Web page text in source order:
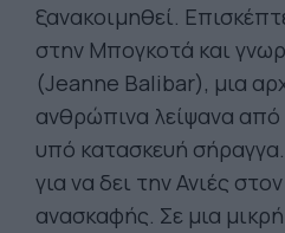
ξανακοιμηθεί.
στην Μπογκοτά και
(Jeanne Balibar), μια
ανθρώπινα λείψανα από
υπό κατασκευή σήραγγα.
για να δει την Ανιές
ανασκαφής. Σε μια